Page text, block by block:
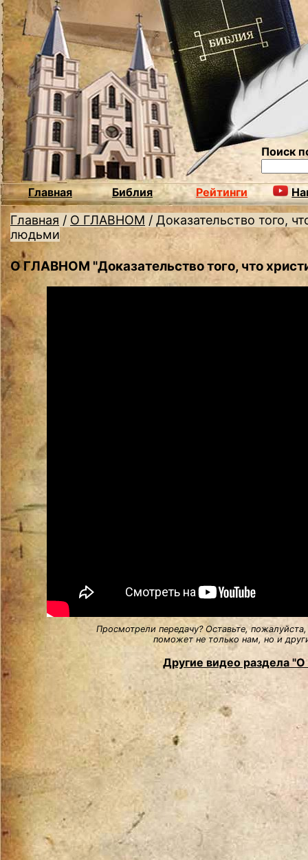
Поиск
Главная Библия Рейтинги
Главная / О ГЛАВНОМ / Доказательство того,
людьми
О ГЛАВНОМ "Доказательство того, что
Просмотрели передачу? Оставьте,
поможет не только нам, но и
Другие видео раздела